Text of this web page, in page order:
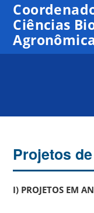
Ciências
Projetos
I) PROJETOS EM